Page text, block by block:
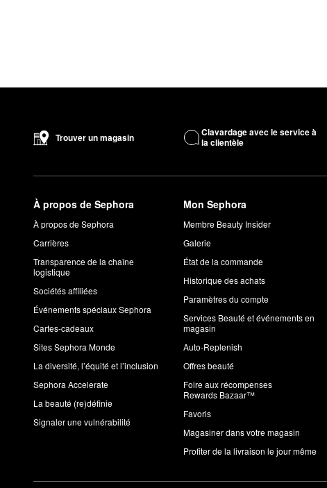
Trouver un magasin
Clavardage avec le service à
la clientèle
À propos de Sephora
À propos de Sephora
Carrières
Transparence de la chaîne
logistique
Sociétés affiliées
Événements spéciaux Sephora
Cartes-cadeaux
Sites Sephora Monde
La diversité, l’équité et l’inclusion
Sephora Accelerate
La beauté (re)définie
Signaler une vulnérabilité
Mon Sephora
Membre Beauty Insider
Galerie
État de la commande
Historique des achats
Paramètres du compte
Services Beauté et événements en
magasin
Auto-Replenish
Offres beauté
Foire aux récompenses
Rewards Bazaar™
Favoris
Magasiner dans votre magasin
Profiter de la livraison le jour même